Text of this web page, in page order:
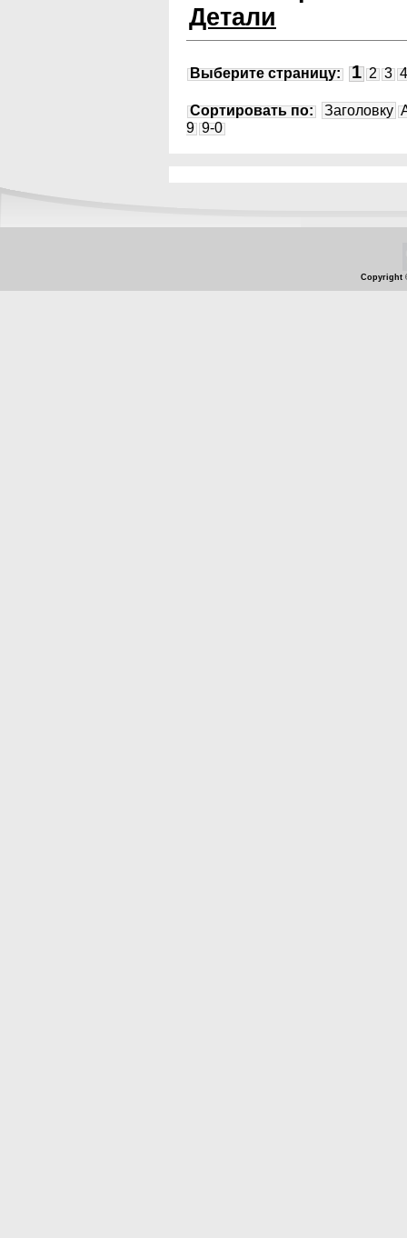
Детали
Выберите страницу: 1 2 3 4
Сортировать по: Заголовку
9 9-0
Copyright